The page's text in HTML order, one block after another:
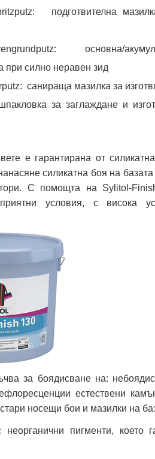
подготвителна
основна/
при силно неравен зид
санираща мазилка за
за заглаждане и
е гарантирана от
силикатна боя на
С помощта на Sylitol-
условия, с висока
за боядисване на:
естествени
носещи бои и мазилки на
пигменти, което